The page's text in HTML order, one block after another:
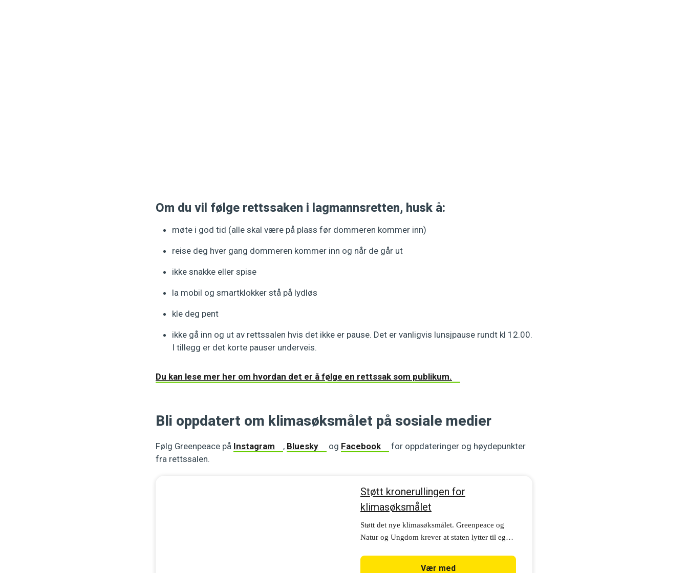
Om du vil følge rettssaken i lagmannsretten, husk å:
møte i god tid (alle skal være på plass før dommeren kommer inn)
reise deg hver gang dommeren kommer inn og når de går ut
ikke snakke eller spise
la mobil og smartklokker stå på lydløs
kle deg pent
ikke gå inn og ut av rettssalen hvis det ikke er pause. Det er vanligvis lunsjpause rundt kl 12.00.
I tillegg er det korte pauser underveis.
Du kan lese mer her om hvordan det er å følge en rettssak som publikum.
Bli oppdatert om klimasøksmålet på sosiale medier
Følg Greenpeace på Instagram , Bluesky og Facebook
for oppdateringer og høydepunkter
fra rettssalen.
Støtt kronerullingen for
klimasøksmålet
Støtt det nye klimasøksmålet. Greenpeace og
Natur og Ungdom krever at staten lytter til egen
trenger din hjelp.
Vær med